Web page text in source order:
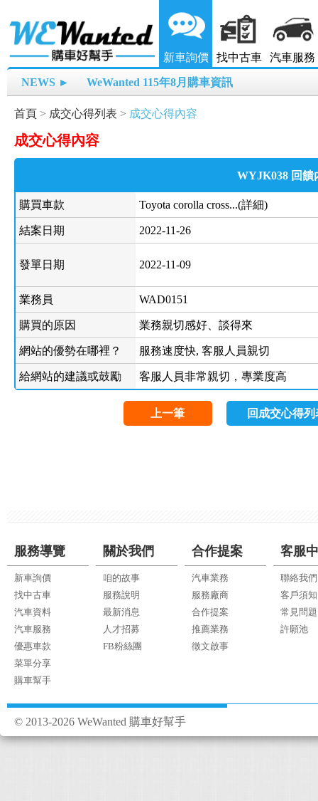
新車詢價 找中古車 汽車服務
NEWS ► WeWanted 115年8月購車資訊
首頁 > 成交心得列表 > 成交心得內容
成交心得內容
WYJK038 回饋
購買車款 Toyota corolla cross...(詳細)
結案日期 2022-11-26
發單日期 2022-11-09
業務員 WAD0151
購買的原因 業務親切感好、談得來
網站的優勢在哪裡？ 服務速度快, 客服人員親切
給網站的建議或鼓勵 客服人員非常親切，專業度高
上一筆 回成交心得列
服務導覽
新車詢價
找中古車
汽車資料
汽車服務
優惠車款
菜單分享
購車幫手
關於我們
咱的故事
服務說明
最新消息
人才招募
FB粉絲團
合作提案
汽車業務
服務廠商
合作提案
推薦業務
徵文啟事
客服
聯絡我們
客戶須知
常見問題
許願池
© 2013-2026 WeWanted 購車好幫手